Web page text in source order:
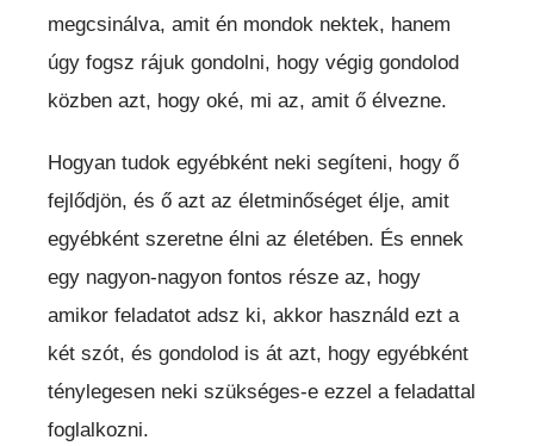
megcsinálva, amit én mondok nektek, hanem
úgy fogsz rájuk gondolni, hogy végig gondolod
közben azt, hogy oké, mi az, amit ő élvezne.
Hogyan tudok egyébként neki segíteni, hogy ő
fejlődjön, és ő azt az életminőséget élje, amit
egyébként szeretne élni az életében. És ennek
egy nagyon-nagyon fontos része az, hogy
amikor feladatot adsz ki, akkor használd ezt a
két szót, és gondolod is át azt, hogy egyébként
ténylegesen neki szükséges-e ezzel a feladattal
foglalkozni.